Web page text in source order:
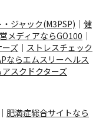
ジャック(M3PSP) ｜ 健
メディアならGO100 ｜
ズ ｜ ストレスチェック
ならエムスリーヘルス
スクドクターズ
｜ 肥満症総合サイトなら